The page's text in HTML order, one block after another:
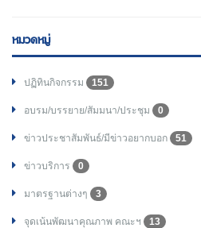
หมวดหมู่
ปฏิทินกิจกรรม 151
อบรม/บรรยาย/สัมมนา/ประชุม 0
ข่าวประชาสัมพันธ์/มีข่าวอยากบอก 51
ข่าวบริการ 0
มาตรฐานต่างๆ 3
จุดเน้นพัฒนาคุณภาพ คณะฯ 13